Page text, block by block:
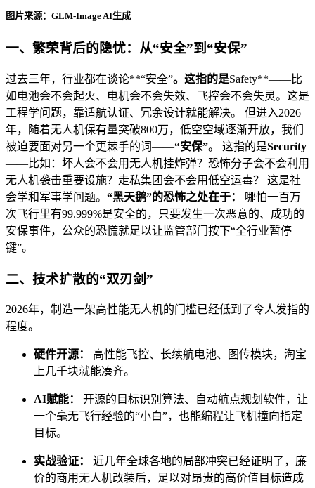
图片来源：GLM-Image AI生成
一、繁荣背后的隐忧：从“安全”到“安保”
过去三年，行业都在谈论**“安全”。这指的是Safety**——比
如电池会不会起火、电机会不会失效、飞控会不会失灵。这是
工程学问题，靠适航认证、冗余设计就能解决。 但进入2026
年，随着无人机保有量突破800万，低空空域逐渐开放，我们
被迫要面对另一个更棘手的词——“安保”。 这指的是Security
——比如：坏人会不会用无人机挂炸弹？恐怖分子会不会利用
无人机袭击重要设施？走私集团会不会用低空运毒？ 这是社
会学和军事学问题。 “黑天鹅”的恐怖之处在于：
哪怕一百万
次飞行里有99.999%是安全的，只要发生一次恶意的、成功的
安保事件，公众的恐慌就足以让监管部门按下“全行业暂停
键”。
二、技术扩散的“双刃剑”
2026年，制造一架高性能无人机的门槛已经低到了令人发指的
程度。
硬件开源：
高性能飞控、长续航电池、图传模块，淘宝
上几千块就能凑齐。
AI赋能：
开源的目标识别算法、自动航点规划软件，让
一个毫无飞行经验的“小白”，也能编程让飞机撞向指定
目标。
实战验证：
近几年全球各地的局部冲突已经证明了，廉
价的商用无人机改装后，足以对昂贵的高价值目标造成